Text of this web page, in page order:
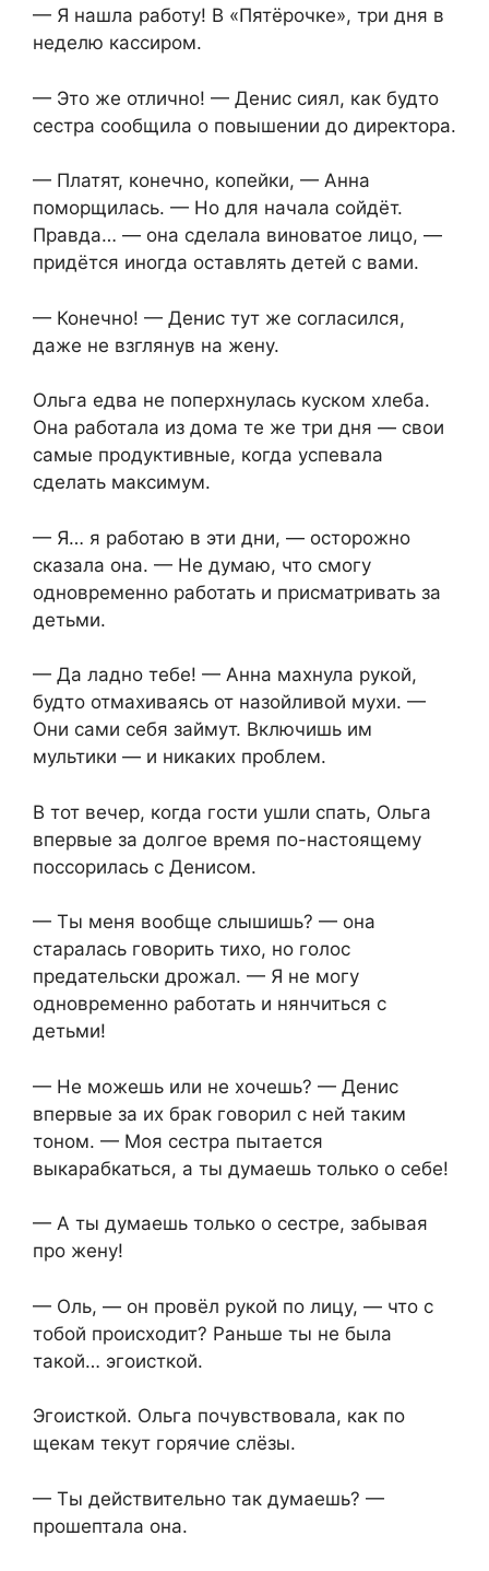
— Я нашла работу! В «Пятёрочке», три дня в
неделю кассиром.
— Это же отлично! — Денис сиял, как будто
сестра сообщила о повышении до директора.
— Платят, конечно, копейки, — Анна
поморщилась. — Но для начала сойдёт.
Правда… — она сделала виноватое лицо, —
придётся иногда оставлять детей с вами.
— Конечно! — Денис тут же согласился,
даже не взглянув на жену.
Ольга едва не поперхнулась куском хлеба.
Она работала из дома те же три дня — свои
самые продуктивные, когда успевала
сделать максимум.
— Я… я работаю в эти дни, — осторожно
сказала она. — Не думаю, что смогу
одновременно работать и присматривать за
детьми.
— Да ладно тебе! — Анна махнула рукой,
будто отмахиваясь от назойливой мухи. —
Они сами себя займут. Включишь им
мультики — и никаких проблем.
В тот вечер, когда гости ушли спать, Ольга
впервые за долгое время по-настоящему
поссорилась с Денисом.
— Ты меня вообще слышишь? — она
старалась говорить тихо, но голос
предательски дрожал. — Я не могу
одновременно работать и нянчиться с
детьми!
— Не можешь или не хочешь? — Денис
впервые за их брак говорил с ней таким
тоном. — Моя сестра пытается
выкарабкаться, а ты думаешь только о себе!
— А ты думаешь только о сестре, забывая
про жену!
— Оль, — он провёл рукой по лицу, — что с
тобой происходит? Раньше ты не была
такой… эгоисткой.
Эгоисткой. Ольга почувствовала, как по
щекам текут горячие слёзы.
— Ты действительно так думаешь? —
прошептала она.